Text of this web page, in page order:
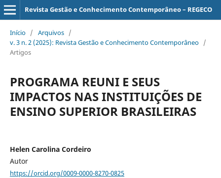
Revista Gestão e Conhecimento Contemporâneo – REGECO
Início / Arquivos /
v. 3 n. 2 (2025): Revista Gestão e Conhecimento Contemporâneo /
Artigos
PROGRAMA REUNI E SEUS
IMPACTOS NAS INSTITUIÇÕES DE
ENSINO SUPERIOR BRASILEIRAS
Helen Carolina Cordeiro
Autor
https://orcid.org/0009-0000-8270-0825